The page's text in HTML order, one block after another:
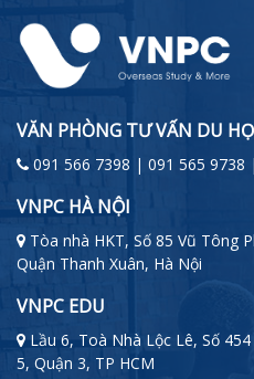
VĂN PHÒNG TƯ VẤN DU
091 566 7398 | 091 565 9738
VNPC HÀ NỘI
Tòa nhà HKT, Số 85 Vũ Tông
Quận Thanh Xuân, Hà Nội
VNPC EDU
Lầu 6, Toà Nhà Lộc Lê, Số
5, Quận 3, TP HCM